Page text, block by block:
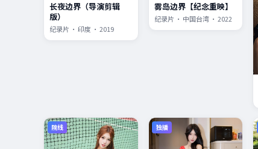
长夜边界（导演剪辑
版）
纪录片 · 印度 · 2019
雾岛边界【纪念重映】
纪录片 · 中国台湾 · 2022
院线 独播